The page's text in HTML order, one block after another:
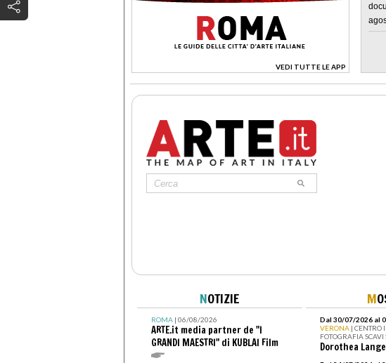
VEDI TUTTE LE APP
>
NOTIZIE
ROMA| 06/08/2026
ARTE.it media partner de "I
GRANDI MAESTRI" di KUBLAI Film
M
Dal 30/07/2026 al
VERONA | CENTRO
FOTOGRAFIA SCAVI
Dorothea Lange